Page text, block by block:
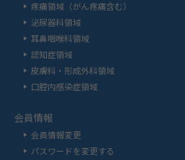
疼痛領域（がん疼痛含む）
泌尿器科領域
耳鼻咽喉科領域
認知症領域
皮膚科・形成外科領域
口腔内感染症領域
会員情報
会員情報変更
パスワードを変更する